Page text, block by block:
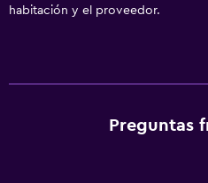
habitación y el proveedor.
Preguntas